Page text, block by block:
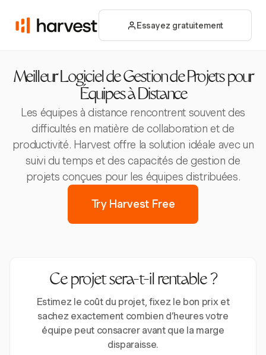
Essayez gratuitement
Meilleur Logiciel de Gestion de Projets pour
Équipes à Distance
Les équipes à distance rencontrent souvent des
difficultés en matière de collaboration et de
productivité. Harvest offre la solution idéale avec un
suivi du temps et des capacités de gestion de
projets conçues pour les équipes distribuées.
Try Harvest Free
Ce projet sera-t-il rentable ?
Estimez le coût du projet, fixez le bon prix et
sachez exactement combien d’heures votre
équipe peut consacrer avant que la marge
disparaisse.